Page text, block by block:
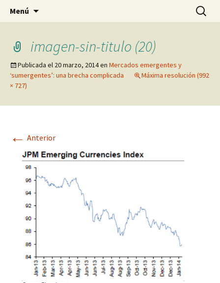
dlacalle.com
Blog de Daniel Lacalle
Menú Buscar:
imagen-sin-titulo (20)
Publicada el 20 marzo, 2014en Mercados emergentes y
‘sumergentes’: una brecha complicada
Máxima resolución (992
× 727)
← Anterior